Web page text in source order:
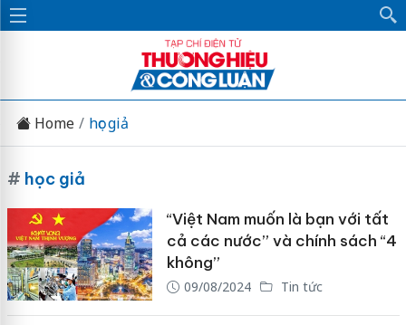
Home học giả
# học giả
“Việt Nam muốn là bạn với tất
cả các nước” và chính sách “4
không”
09/08/2024 Tin tức